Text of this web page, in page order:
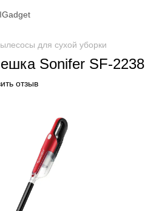
для сухой уборки
Sonifer SF-2238
отзыв